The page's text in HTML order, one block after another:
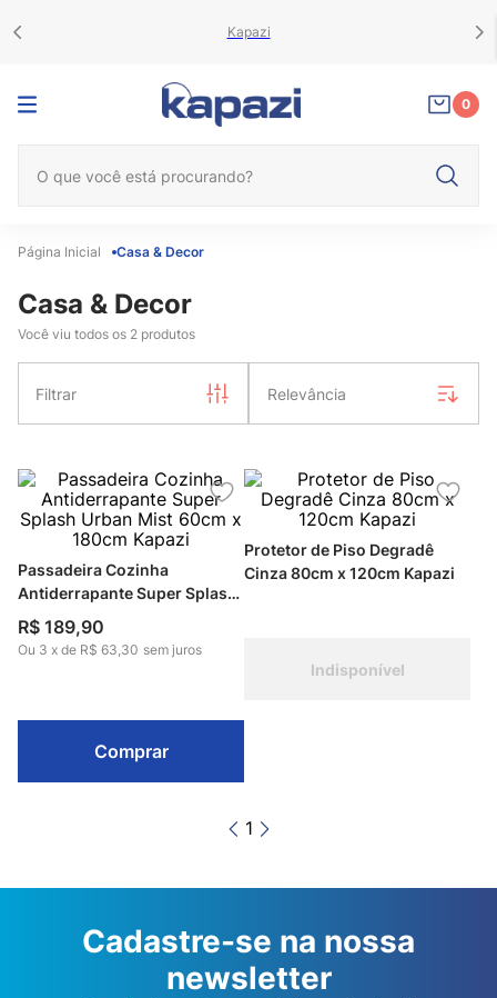
Kapazi
0
Casa & Decor
Casa & Decor
Você viu todos os 2 produtos
Filtrar Relevância
Passadeira Cozinha
Antiderrapante Super Splash
Urban Mist 60cm x 180cm
Kapazi
R$ 189,90
Ou 3 x de R$ 63,30 sem juros
Comprar
Protetor de Piso Degradê
Cinza 80cm x 120cm Kapazi
Indisponível
1
Cadastre-se na nossa
newsletter